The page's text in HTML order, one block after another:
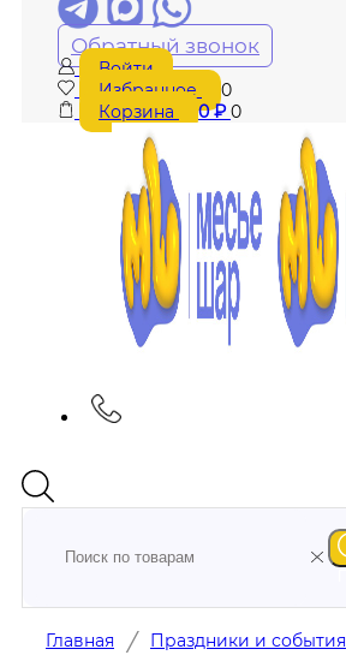
Обратный звонок
Войти
Избранное
0
Корзина
0₽ 0
Главная / Праздники и события